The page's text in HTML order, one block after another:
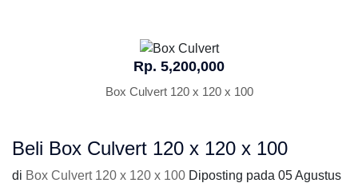
Rp. 5,200,000
Box Culvert 120 x 120 x 100
Beli Box Culvert 120 x 120 x 100
di Box Culvert 120 x 120 x 100 Diposting pada 05 Agustus